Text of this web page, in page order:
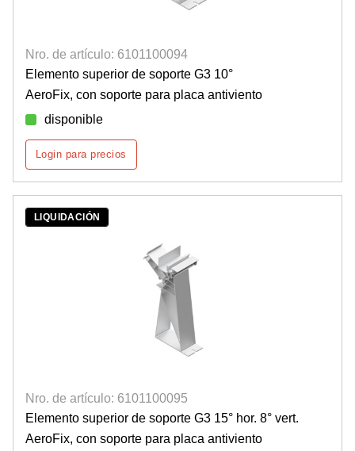
Nro. de artículo: 6101100094
Elemento superior de soporte G3 10°
AeroFix, con soporte para placa antiviento
disponible
Login para precios
LIQUIDACIÓN
Nro. de artículo: 6101100095
Elemento superior de soporte G3 15° hor. 8° vert.
AeroFix, con soporte para placa antiviento